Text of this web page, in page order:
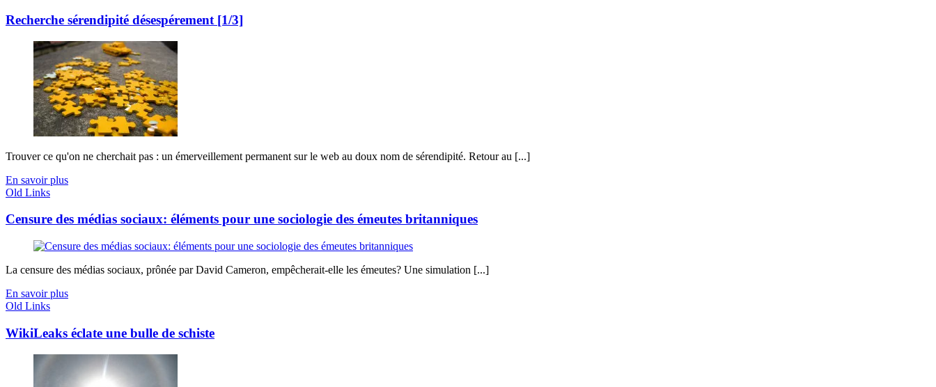
Recherche sérendipité désespérement [1/3]
Trouver ce qu'on ne cherchait pas : un émerveillement permanent sur le web au doux nom de sérendipité. Retour au [...]
En savoir plus
Old Links
Censure des médias sociaux: éléments pour une sociologie des émeutes britanniques
La censure des médias sociaux, prônée par David Cameron, empêcherait-elle les émeutes? Une simulation [...]
En savoir plus
Old Links
WikiLeaks éclate une bulle de schiste